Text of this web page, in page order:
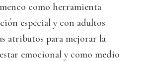
como herramienta
especial y con adultos
atributos para mejorar la
emocional y como medio